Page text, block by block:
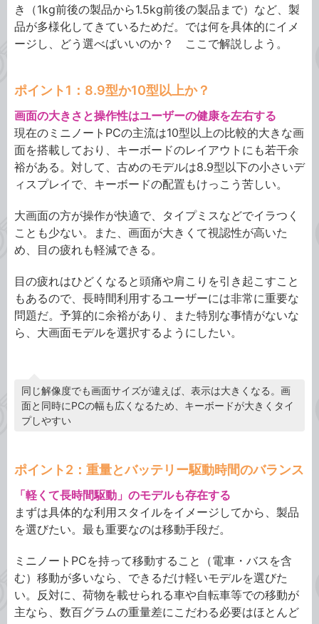
き（1kg前後の製品から1.5kg前後の製品まで）など、製
品が多様化してきているためだ。では何を具体的にイメ
ージし、どう選べばいいのか？ ここで解説しよう。
ポイント1：8.9型か10型以上か？
画面の大きさと操作性はユーザーの健康を左右する
現在のミニノートPCの主流は10型以上の比較的大きな画
面を搭載しており、キーボードのレイアウトにも若干余
裕がある。対して、古めのモデルは8.9型以下の小さいデ
ィスプレイで、キーボードの配置もけっこう苦しい。
大画面の方が操作が快適で、タイプミスなどでイラつく
ことも少ない。また、画面が大きくて視認性が高いた
め、目の疲れも軽減できる。
目の疲れはひどくなると頭痛や肩こりを引き起こすこと
もあるので、長時間利用するユーザーには非常に重要な
問題だ。予算的に余裕があり、また特別な事情がないな
ら、大画面モデルを選択するようにしたい。
同じ解像度でも画面サイズが違えば、表示は大きくなる。画
面と同時にPCの幅も広くなるため、キーボードが大きくタイ
プしやすい
ポイント2：重量とバッテリー駆動時間のバランス
「軽くて長時間駆動」のモデルも存在する
まずは具体的な利用スタイルをイメージしてから、製品
を選びたい。最も重要なのは移動手段だ。
ミニノートPCを持って移動すること（電車・バスを含
む）移動が多いなら、できるだけ軽いモデルを選びた
い。反対に、荷物を載せられる車や自転車等での移動が
主なら、数百グラムの重量差にこだわる必要はほとんど